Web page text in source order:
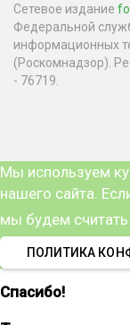
Сетевое издание
Федеральной
информационных
(Роскомнадзор).
- 76719.
Мы используем
нашего сайта.
мы будем считать
ПОЛИТИКА
Спасибо!